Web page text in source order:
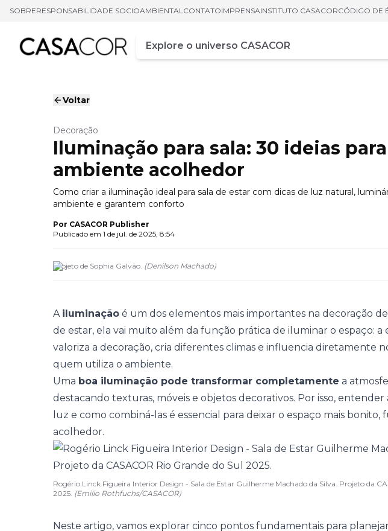
SOBRERESPONSABILIDADE SOCIOAMBIENTALCONTATOIMPRENSAINSTITUTO CASACORCÓDIGO DE
Campo de busca
Digite pelo menos três caracteres
Voltar
Decoração
Iluminação para sala: 30 ideias
ambiente acolhedor
Como criar a iluminação ideal para sala de estar com dicas de luz natural,
ambiente e garantem conforto
Por CASACOR Publisher
Publicado em 1 de jul. de 2025, 8:54
Projeto de Sophia Galvão. (Denilson Machado)
A iluminação é um dos elementos mais importantes na decoração
de estar, ela vai muito além da função prática de iluminar o espaço: a
valoriza a decoração, cria diferentes climas e influencia diretamente
quem utiliza o ambiente.
Uma boa iluminação pode transformar completamente a
destacando texturas, móveis e objetos decorativos. Por isso, entender
luz e como combiná-las é essencial para deixar o espaço mais bonito,
acolhedor.
Rogério Linck Figueira Interior Design - Sala de Estar Guilherme Machado da Silva. Projeto da
2025. (Emilio Rothfuchs/CASACOR)
Neste artigo, vamos explorar cinco pontos fundamentais para